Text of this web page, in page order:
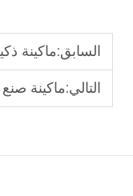
السابق:ماكينة
التالي:ماكينة صنع أكياس